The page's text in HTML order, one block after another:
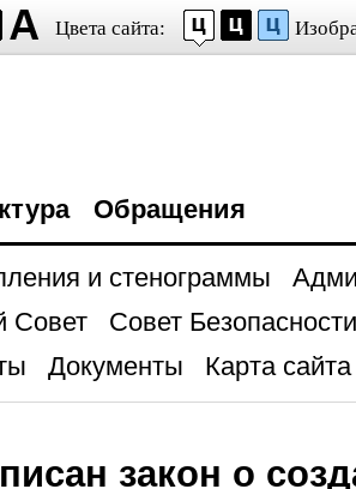
Цвета сайта:
Обращения
и стенограммы
Совет
Совет Безопасности
Документы Карта сайта
закон о